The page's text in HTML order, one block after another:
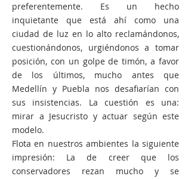
preferentemente. Es un hecho
inquietante que está ahí como una
ciudad de luz en lo alto reclamándonos,
cuestionándonos, urgiéndonos a tomar
posición, con un golpe de timón, a favor
de los últimos, mucho antes que
Medellín y Puebla nos desafiarían con
sus insistencias. La cuestión es una:
mirar a Jesucristo y actuar según este
modelo.
Flota en nuestros ambientes la siguiente
impresión: La de creer que los
conservadores rezan mucho y se